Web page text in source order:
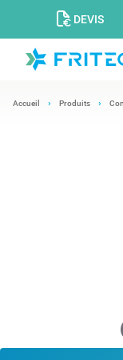
DEVIS
Accueil Produits